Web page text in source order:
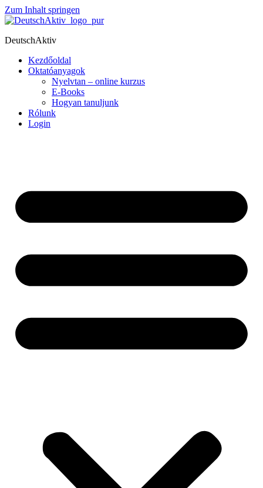
Zum Inhalt springen
DeutschAktiv
Kezdőoldal
Oktatóanyagok
Nyelvtan – online kurzus
E-Books
Hogyan tanuljunk
Rólunk
Login